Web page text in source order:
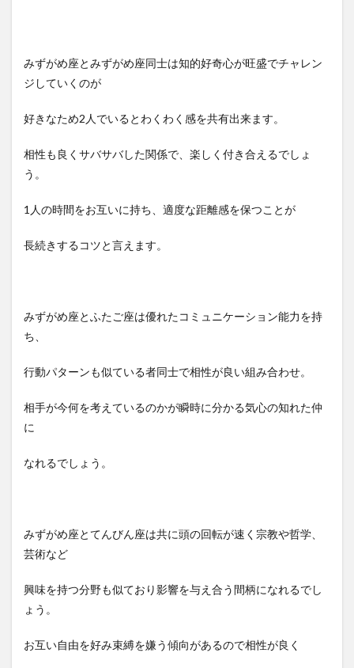
みずがめ座とみずがめ座同士は知的好奇心が旺盛でチャレン
ジしていくのが
好きなため2人でいるとわくわく感を共有出来ます。
相性も良くサバサバした関係で、楽しく付き合えるでしょ
う。
1人の時間をお互いに持ち、適度な距離感を保つことが
長続きするコツと言えます。
みずがめ座とふたご座は優れたコミュニケーション能力を持
ち、
行動パターンも似ている者同士で相性が良い組み合わせ。
相手が今何を考えているのかが瞬時に分かる気心の知れた仲
に
なれるでしょう。
みずがめ座とてんびん座は共に頭の回転が速く宗教や哲学、
芸術など
興味を持つ分野も似ており影響を与え合う間柄になれるでし
ょう。
お互い自由を好み束縛を嫌う傾向があるので相性が良く